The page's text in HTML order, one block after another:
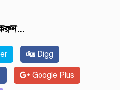
Digg
Google Plus